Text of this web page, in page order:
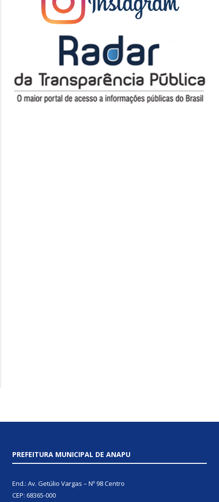
PREFEITURA MUNICIPAL DE ANAPU
End.: Av. Getúlio Vargas – Nº 98 Centro
CEP: 68365-000